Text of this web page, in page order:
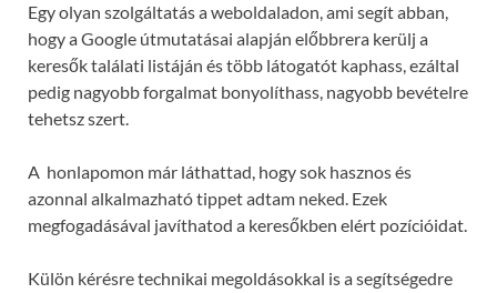
Egy olyan szolgáltatás a weboldaladon, ami segít abban,
hogy a Google útmutatásai alapján előbbrera kerülj a
keresők találati listáján és több látogatót kaphass, ezáltal
pedig nagyobb forgalmat bonyolíthass, nagyobb bevételre
tehetsz szert.
A honlapomon már láthattad, hogy sok hasznos és
azonnal alkalmazható tippet adtam neked. Ezek
megfogadásával javíthatod a keresőkben elért pozícióidat.
Külön kérésre technikai megoldásokkal is a segítségedre